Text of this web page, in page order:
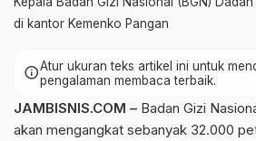
di kantor Kemenko Pangan
infoAtur ukuran teks artikel ini untuk
pengalaman membaca terbaik.
JAMBISNIS.COM – Badan Gizi
akan mengangkat sebanyak 32.000